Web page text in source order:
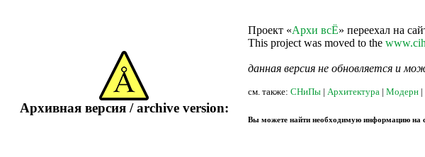
Архивная версия / archive version:
Проект «Архи всЁ» переехал на
This project was moved to the
данная версия не обновляется и
см. также: СНиПы | Архитектура | Модерн |
Вы можете найти необходимую информацию на